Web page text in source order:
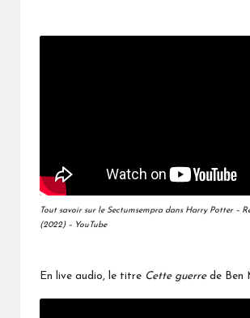
Tout savoir sur le Sectumsempra dans Harry Potter –
(2022) – YouTube
En live audio, le titre Cette guerrede Ben